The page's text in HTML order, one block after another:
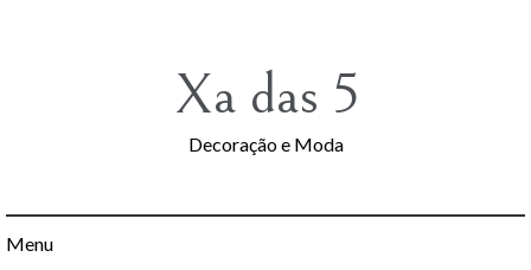
Xa das 5
Decoração e Moda
Menu